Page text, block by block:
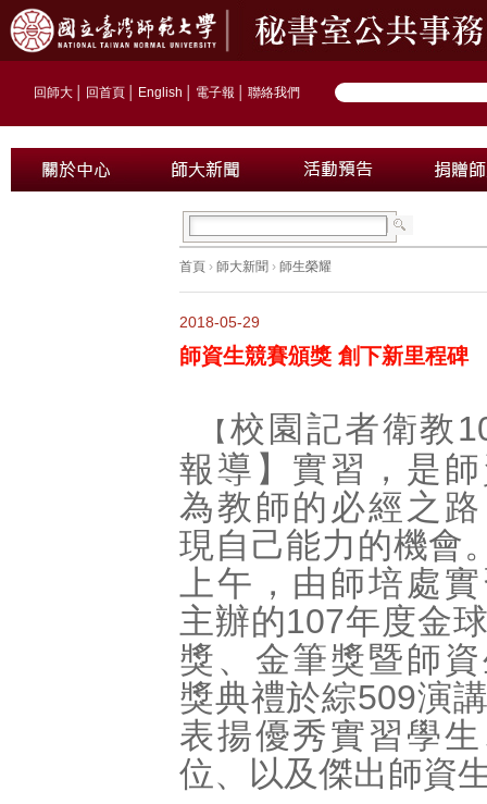
回師大 回首頁 English 電子報 聯絡我們
首頁 › 師大新聞 › 師生榮耀
2018-05-29
師資生競賽頒獎 創下新里程碑
【 校園記者衛教
報導】實習，是
為教師的必經之
現自己能力的機會
上午，由師培處
主辦的107年度金
獎、金筆獎暨師
獎典禮於綜509演
表揚優秀實習學
位、以及傑出師資